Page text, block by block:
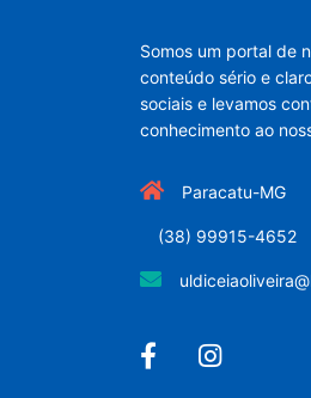
Somos um portal de
conteúdo sério e
sociais e levamos
conhecimento ao
Paracatu-MG
(38) 99915-4652